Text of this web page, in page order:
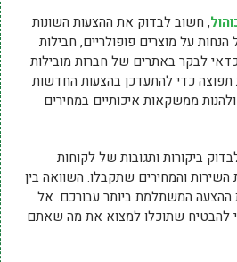
, חשוב לבדוק את ההצעות השונות
על מוצרים פופולריים, חבילות
לבקר באתרים של חברות מובילות
כדי להתעדכן בהצעות החדשות
ממשקאות איכותיים במחירים
ביקורות ותגובות של לקוחות
והמחירים שתקבלו. השוואה בין
ההצעה המשתלמת ביותר עבורכם. אל
להבטיח שתוכלו למצוא את מה שאתם